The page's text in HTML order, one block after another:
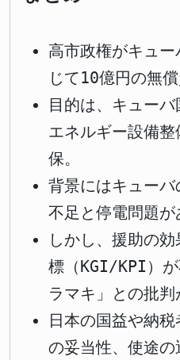
高市政権がキュー
じて10億円の無
目的は、キュー
エネルギー設備
保。
背景にはキュー
不足と停電問題が
しかし、援助の
標（KGI/KPI）が
ラマキ」との批判
日本の国益や納
の妥当性、使途の